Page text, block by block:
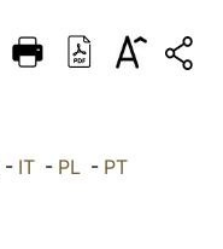
PORTUGUÊS
DEUTSCH
- IT - PL - PT